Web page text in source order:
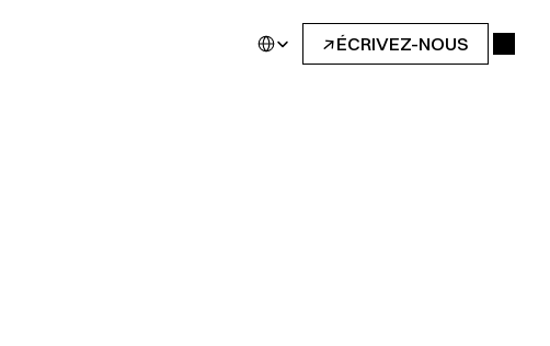
Select Language
↓ÉCRIVEZ-NOUS